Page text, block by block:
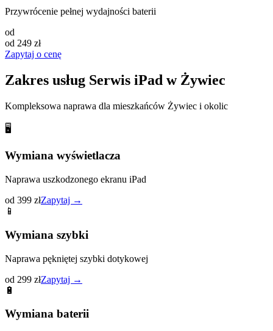
Przywrócenie pełnej wydajności baterii
od
od 249 zł
Zapytaj o cenę
Zakres usług Serwis iPad w Żywiec
Kompleksowa naprawa dla mieszkańców Żywiec i okolic
🖥️
Wymiana wyświetlacza
Naprawa uszkodzonego ekranu iPad
od 399 złZapytaj →
📱
Wymiana szybki
Naprawa pękniętej szybki dotykowej
od 299 złZapytaj →
🔋
Wymiana baterii